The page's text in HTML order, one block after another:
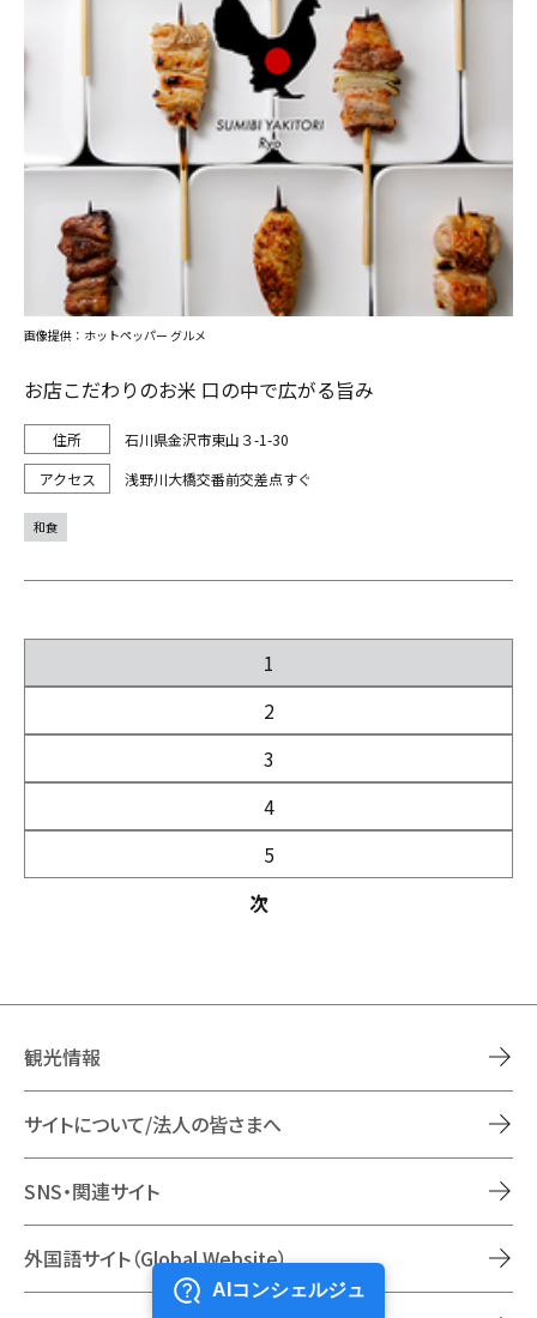
お店こだわりのお米 口の中で広がる旨み
石川県金沢市東山３-1-30
浅野川大橋交番前交差点すぐ
画像提供：ホットペッパー グルメ
和食
1
2
3
4
5
次
観光情報
サイトについて/法人の皆さまへ
SNS・関連サイト
外国語サイト（Global Website）